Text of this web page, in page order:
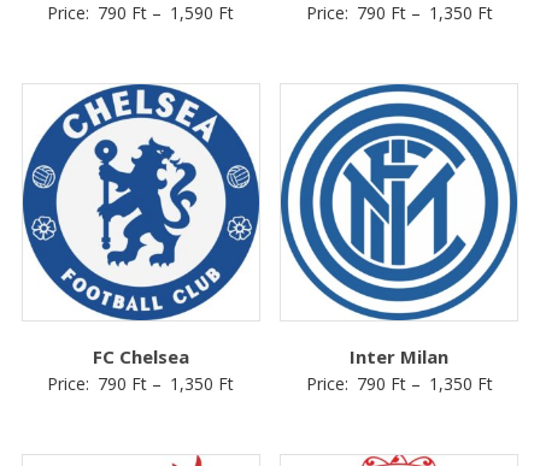
Price: 790 Ft – 1,590 Ft Price: 790 Ft– 1,350 Ft
FC Chelsea
Price: 790 Ft – 1,350 Ft
Inter Milan
Price: 790 Ft– 1,350 Ft